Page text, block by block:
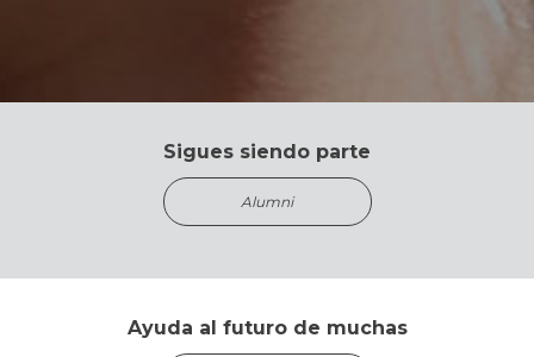
Sigues siendo parte
Alumni
Ayuda al futuro de muchas